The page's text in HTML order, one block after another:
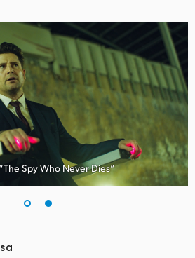
Spy Who Never Dies”